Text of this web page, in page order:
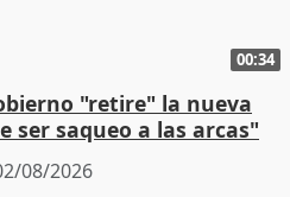
00:34
"retire" la nueva
ser saqueo a las arcas"
08/2026